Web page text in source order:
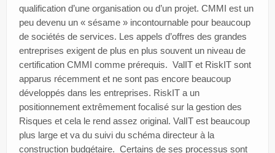
qualification d’une organisation ou d’un projet. CMMI est un
peu devenu un « sésame » incontournable pour beaucoup
de sociétés de services. Les appels d’offres des grandes
entreprises exigent de plus en plus souvent un niveau de
certification CMMI comme prérequis. ValIT et RiskIT sont
apparus récemment et ne sont pas encore beaucoup
développés dans les entreprises. RiskIT a un
positionnement extrêmement focalisé sur la gestion des
Risques et cela le rend assez original. ValIT est beaucoup
plus large et va du suivi du schéma directeur à la
construction budgétaire. Certains de ses processus sont